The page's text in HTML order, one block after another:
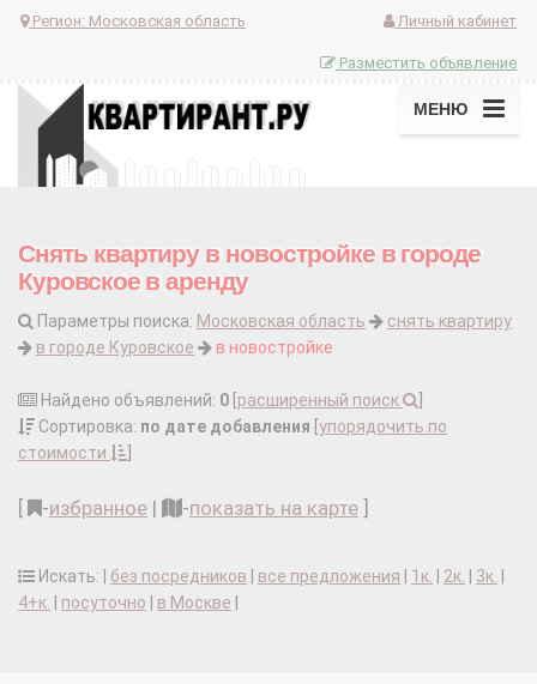
Регион: Московская область Личный кабинет
Разместить объявление
МЕНЮ
Снять квартиру в новостройке в городе
Куровское в аренду
Параметры поиска: Московская область
снять квартиру
в городе Куровское
в новостройке
Найдено объявлений: 0 расширенный поиск
Сортировка: по дате добавления упорядочить по
стоимости
-избранное | -показать на карте
Искать: | без посредников все предложения 1к. 2к. 3к.
4+к.
посуточно в Москве